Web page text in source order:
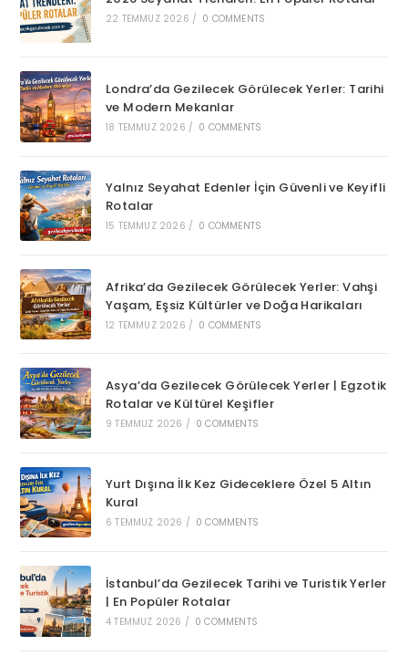
22 TEMMUZ 2026 / 0 COMMENTS
Londra’da Gezilecek Görülecek Yerler: Tarihi
ve Modern Mekanlar
18 TEMMUZ 2026 / 0 COMMENTS
Yalnız Seyahat Edenler İçin Güvenli ve Keyifli
Rotalar
15 TEMMUZ 2026 / 0 COMMENTS
Afrika’da Gezilecek Görülecek Yerler: Vahşi
Yaşam, Eşsiz Kültürler ve Doğa Harikaları
12 TEMMUZ 2026 / 0 COMMENTS
Asya’da Gezilecek Görülecek Yerler | Egzotik
Rotalar ve Kültürel Keşifler
9 TEMMUZ 2026 / 0 COMMENTS
Yurt Dışına İlk Kez Gideceklere Özel 5 Altın
Kural
6 TEMMUZ 2026 / 0 COMMENTS
İstanbul’da Gezilecek Tarihi ve Turistik Yerler
| En Popüler Rotalar
4 TEMMUZ 2026 / 0 COMMENTS